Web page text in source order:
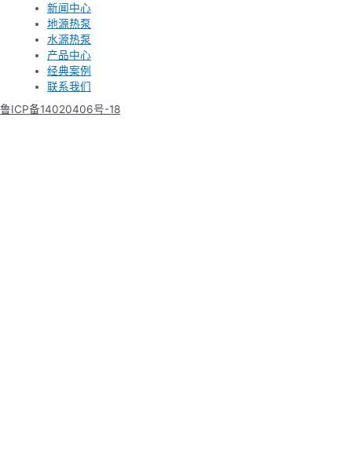
新闻中心
地源热泵
水源热泵
产品中心
经典案例
联系我们
鲁ICP备14020406号-18